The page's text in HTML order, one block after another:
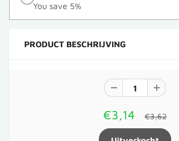
You save 5%
PRODUCT BESCHRIJVING
€3,14 €3,62